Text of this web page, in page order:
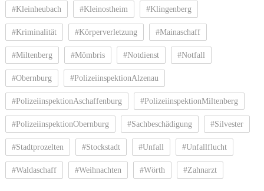
#Kleinheubach #Kleinostheim #Klingenberg
#Kriminalität #Körperverletzung #Mainaschaff
#Miltenberg #Mömbris #Notdienst #Notfall
#Obernburg #PolizeiinspektionAlzenau
#PolizeiinspektionAschaffenburg #PolizeiinspektionMiltenberg
#PolizeiinspektionObernburg #Sachbeschädigung #Silvester
#Stadtprozelten #Stockstadt #Unfall #Unfallflucht
#Waldaschaff #Weihnachten #Wörth #Zahnarzt